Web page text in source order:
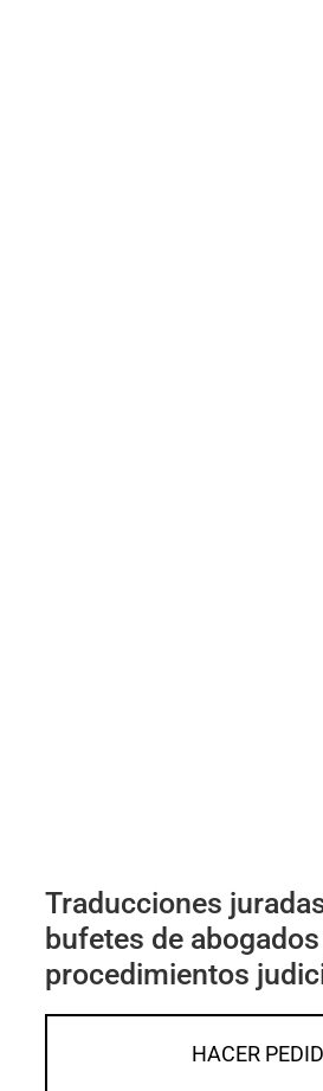
Traducciones
bufetes de
procedimientos
HACER